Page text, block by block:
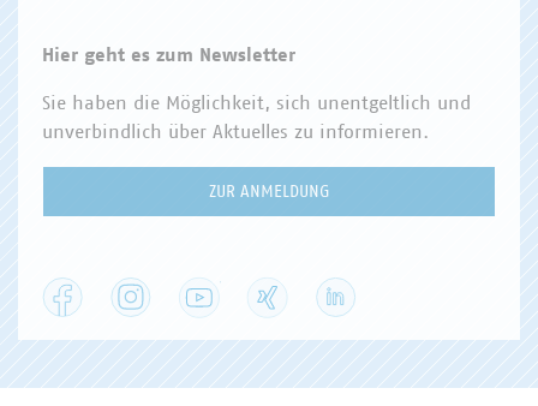
Hier geht es zum Newsletter
Sie haben die Möglichkeit, sich unentgeltlich und
unverbindlich über Aktuelles zu informieren.
ZUR ANMELDUNG
Facebook Instagram YouTube